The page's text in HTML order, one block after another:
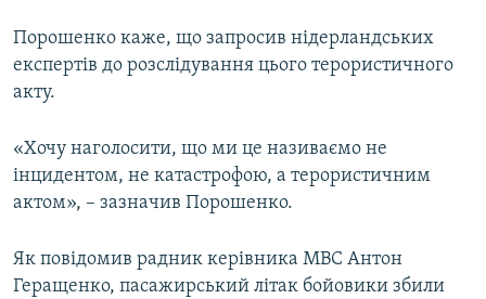
Порошенко каже, що запросив нідерландських
експертів до розслідування цього терористичного
акту.
«Хочу наголосити, що ми це називаємо не
інцидентом, не катастрофою, а терористичним
актом», – зазначив Порошенко.
Як повідомив радник керівника МВС Антон
Геращенко, пасажирський літак бойовики збили